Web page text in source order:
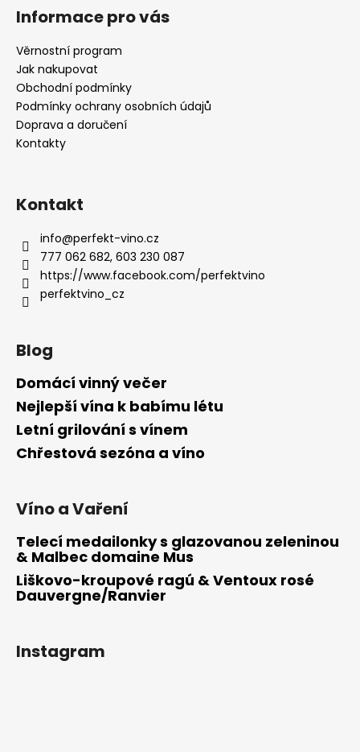
Informace pro vás
Věrnostní program
Jak nakupovat
Obchodní podmínky
Podmínky ochrany osobních údajů
Doprava a doručení
Kontakty
Kontakt
info@perfekt-vino.cz
777 062 682, 603 230 087
https://www.facebook.com/perfektvino
perfektvino_cz
Blog
Domácí vinný večer
Nejlepší vína k babímu létu
Letní grilování s vínem
Chřestová sezóna a víno
Víno a Vaření
Telecí medailonky s glazovanou zeleninou
& Malbec domaine Mus
Liškovo-kroupové ragú & Ventoux rosé
Dauvergne/Ranvier
Instagram